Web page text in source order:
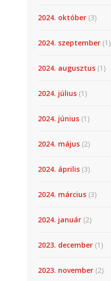
2024. október (3)
2024. szeptember (1)
2024. augusztus (1)
2024. július (1)
2024. június (1)
2024. május (2)
2024. április (3)
2024. március (3)
2024. január (2)
2023. december (1)
2023. november (2)